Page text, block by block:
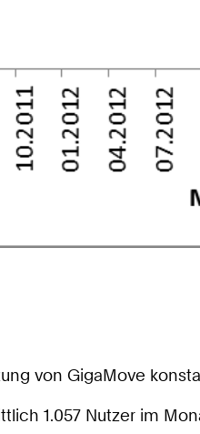
von GigaMove
1.057 Nutzer im